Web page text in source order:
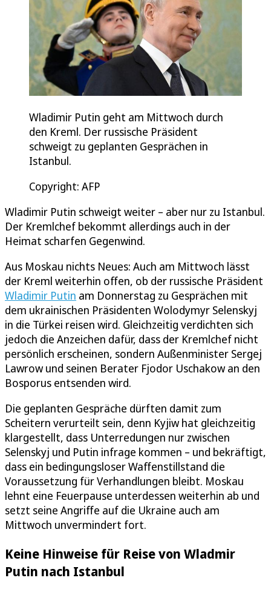
Wladimir Putin geht am Mittwoch durch
den Kreml. Der russische Präsident
schweigt zu geplanten Gesprächen in
Istanbul.
Copyright: AFP
Wladimir Putin schweigt weiter – aber nur zu Istanbul.
Der Kremlchef bekommt allerdings auch in der
Heimat scharfen Gegenwind.
Aus Moskau nichts Neues: Auch am Mittwoch lässt
der Kreml weiterhin offen, ob der russische Präsident
Wladimir Putin am Donnerstag zu Gesprächen mit
dem ukrainischen Präsidenten Wolodymyr Selenskyj
in die Türkei reisen wird. Gleichzeitig verdichten sich
jedoch die Anzeichen dafür, dass der Kremlchef nicht
persönlich erscheinen, sondern Außenminister Sergej
Lawrow und seinen Berater Fjodor Uschakow an den
Bosporus entsenden wird.
Die geplanten Gespräche dürften damit zum
Scheitern verurteilt sein, denn Kyjiw hat gleichzeitig
klargestellt, dass Unterredungen nur zwischen
Selenskyj und Putin infrage kommen – und bekräftigt,
dass ein bedingungsloser Waffenstillstand die
Voraussetzung für Verhandlungen bleibt. Moskau
lehnt eine Feuerpause unterdessen weiterhin ab und
setzt seine Angriffe auf die Ukraine auch am
Mittwoch unvermindert fort.
Keine Hinweise für Reise von Wladmir
Putin nach Istanbul